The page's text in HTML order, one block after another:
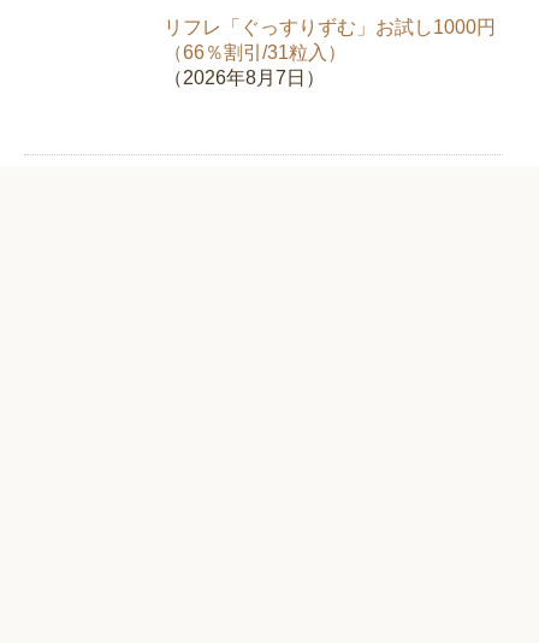
リフレ「ぐっすりずむ」お試し1000円
（66％割引/31粒入）
（2026年8月7日）